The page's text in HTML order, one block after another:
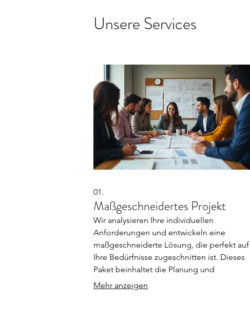
Unsere Services
01.
Maßgeschneidertes Projekt
Wir analysieren Ihre individuellen
Anforderungen und entwickeln eine
maßgeschneiderte Lösung, die perfekt auf
Ihre Bedürfnisse zugeschnitten ist. Dieses
Paket beinhaltet die Planung und
Umsetzung eines einzigartigen Projekts,
Mehr anzeigen